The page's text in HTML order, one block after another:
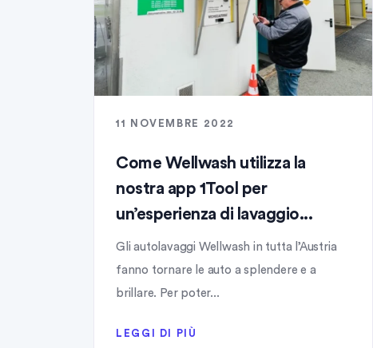
11 NOVEMBRE 2022
Come Wellwash utilizza la
nostra app 1Tool per
un’esperienza di lavaggio...
Gli autolavaggi Wellwash in tutta l’Austria
fanno tornare le auto a splendere e a
brillare. Per poter...
LEGGI DI PIÙ